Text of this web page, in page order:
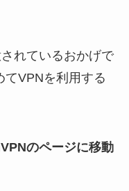
れているおかげで
てVPNを利用する
のページに移動